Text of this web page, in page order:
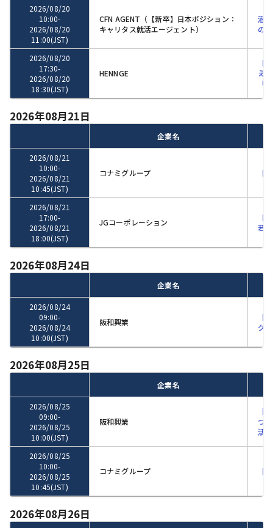
2026/08/20
10:00-
2026/08/20
11:00(JST)
CFN AGENT（【新卒】日本ポジション：
キャリタス就活エージェント）
潜
の
2026/08/20
17:30-
2026/08/20
18:30(JST)
HENNGE
【
え
「
2026年08月21日
企業名
2026/08/21
10:00-
2026/08/21
10:45(JST)
コナミグループ 【
2026/08/21
17:00-
2026/08/21
18:00(JST)
JGコーポレーション
【
若
2026年08月24日
企業名
2026/08/24
09:00-
2026/08/24
10:00(JST)
阪和興業
【
グ
2026年08月25日
企業名
2026/08/25
09:00-
2026/08/25
10:00(JST)
阪和興業
【
つ
活
2026/08/25
10:00-
2026/08/25
10:45(JST)
コナミグループ 【
2026年08月26日